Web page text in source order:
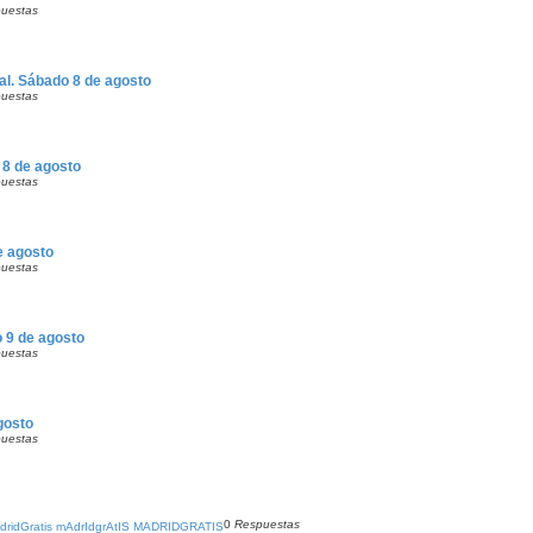
Sábado 8 de agosto
de agosto
agosto
9 de agosto
mAdrIdgrAtIS MADRIDGRATIS0 Respuestas